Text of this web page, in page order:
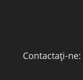
Contactați-ne: